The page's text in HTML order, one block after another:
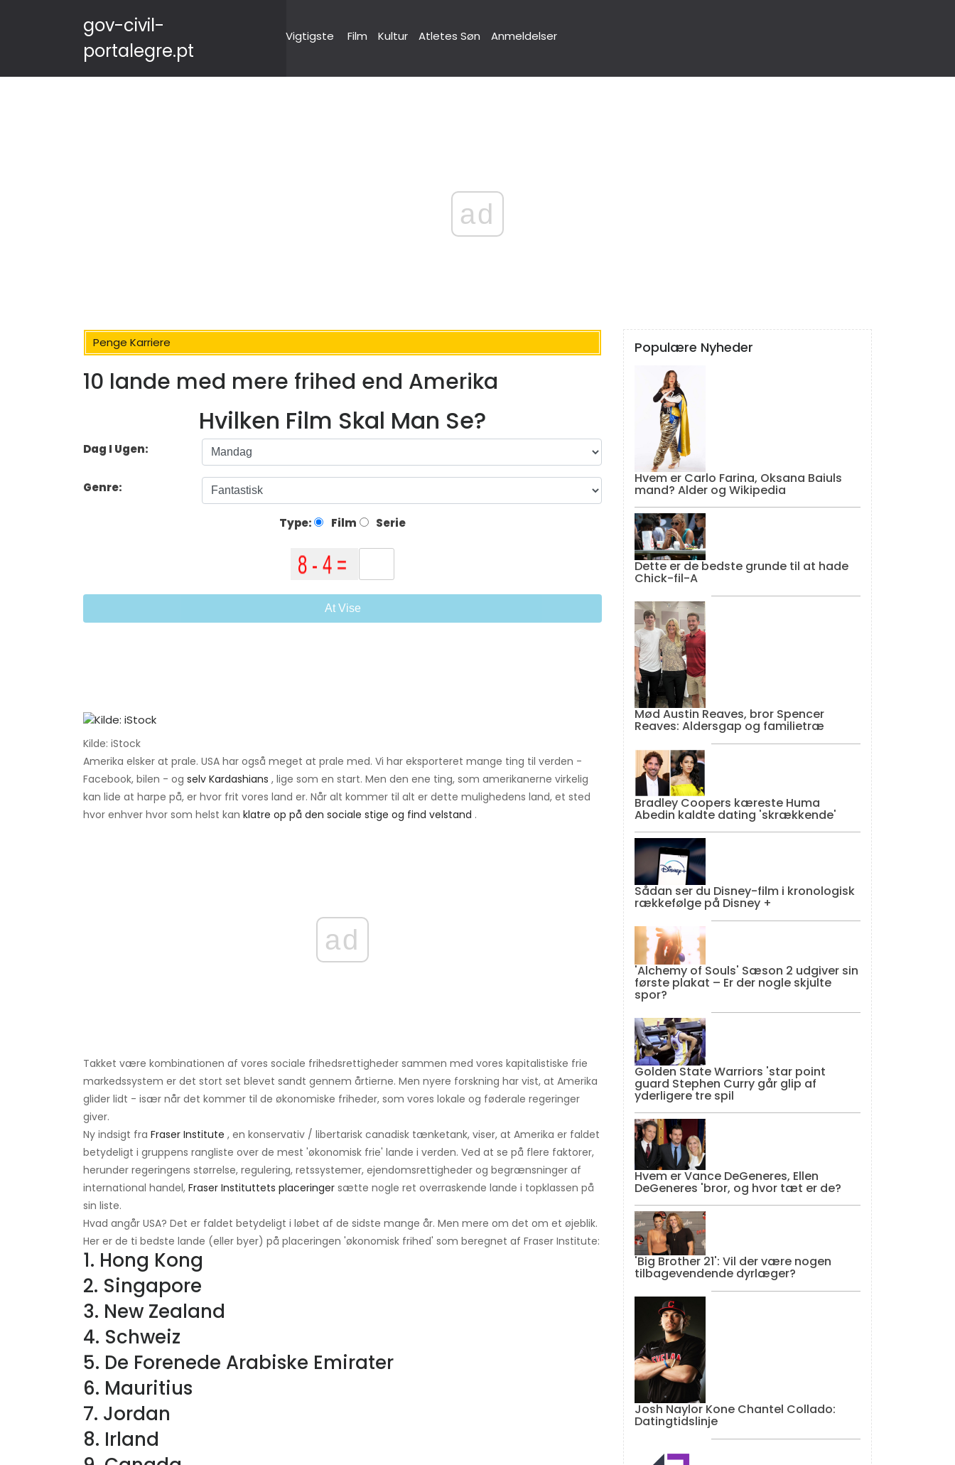
gov-civil-
portalegre.pt
Vigtigste Film Kultur Atletes Søn Anmeldelser
ad
Penge Karriere
10 lande med mere frihed end Amerika
Hvilken Film Skal Man Se?
Dag I Ugen:
Genre:
Type: Film Serie
At Vise
Kilde: iStock
Amerika elsker at prale. USA har også meget at prale med. Vi har eksporteret mange ting til verden -
Facebook, bilen - og selv Kardashians , lige som en start. Men den ene ting, som amerikanerne virkelig
kan lide at harpe på, er hvor frit vores land er. Når alt kommer til alt er dette mulighedens land, et sted
hvor enhver hvor som helst kan klatre op på den sociale stige og find velstand .
ad
Takket være kombinationen af ​​vores sociale frihedsrettigheder sammen med vores kapitalistiske frie
markedssystem er det stort set blevet sandt gennem årtierne. Men nyere forskning har vist, at Amerika
glider lidt - især når det kommer til de økonomiske friheder, som vores lokale og føderale regeringer
giver.
Ny indsigt fra Fraser Institute , en konservativ / libertarisk canadisk tænketank, viser, at Amerika er faldet
betydeligt i gruppens rangliste over de mest 'økonomisk frie' lande i verden. Ved at se på flere faktorer,
herunder regeringens størrelse, regulering, retssystemer, ejendomsrettigheder og begrænsninger af
international handel, Fraser Instituttets placeringer sætte nogle ret overraskende lande i topklassen på
sin liste.
Hvad angår USA? Det er faldet betydeligt i løbet af de sidste mange år. Men mere om det om et øjeblik.
Her er de ti bedste lande (eller byer) på placeringen 'økonomisk frihed' som beregnet af Fraser Institute:
1. Hong Kong
2. Singapore
3. New Zealand
4. Schweiz
5. De Forenede Arabiske Emirater
6. Mauritius
7. Jordan
8. Irland
Populære Nyheder
Hvem er Carlo Farina, Oksana Baiuls
mand? Alder og Wikipedia
Dette er de bedste grunde til at hade
Chick-fil-A
Mød Austin Reaves, bror Spencer
Reaves: Aldersgap og familietræ
Bradley Coopers kæreste Huma
Abedin kaldte dating 'skrækkende'
Sådan ser du Disney-film i kronologisk
rækkefølge på Disney +
'Alchemy of Souls' Sæson 2 udgiver sin
første plakat – Er der nogle skjulte
spor?
Golden State Warriors 'star point
guard Stephen Curry går glip af
yderligere tre spil
Hvem er Vance DeGeneres, Ellen
DeGeneres 'bror, og hvor tæt er de?
'Big Brother 21': Vil der være nogen
tilbagevendende dyrlæger?
Josh Naylor Kone Chantel Collado:
Datingtidslinje